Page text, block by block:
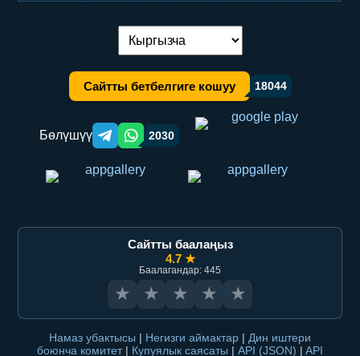
Тилди алмаштыруу:
Сайтты бетбелгиге кошуу 18044
Бөлүшүү Telegram orqali ulashish
WhatsApp orqali ulashish
2030
Сайтты баалаңыз
4.7 ★
Баалагандар: 445
★ ★ ★ ★ ★
Намаз убактысы | Негизги аймактар | Дин иштери
боюнча комитет | Купуялык саясаты | API (JSON) | API